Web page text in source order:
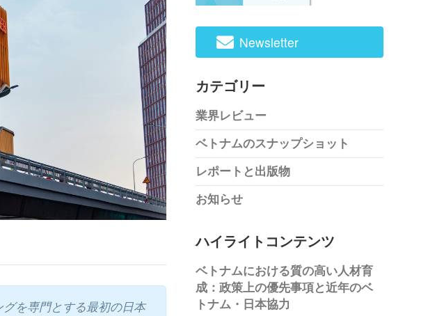
を専門とする最初の日本
Newsletter
カテゴリー
業界レビュー
ベトナムのスナップショット
レポートと出版物
お知らせ
ハイライトコンテンツ
ベトナムにおける質の高い人材育
成：政策上の優先事項と近年のベ
トナム・日本協力